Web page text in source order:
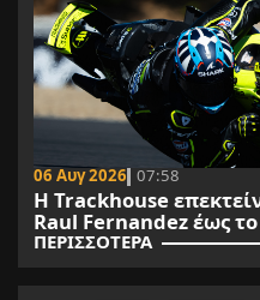
06 Αυγ 2026 07:58
Η Trackhouse
Raul Fernandez έως
ΠΕΡΙΣΣΟΤΕΡΑ